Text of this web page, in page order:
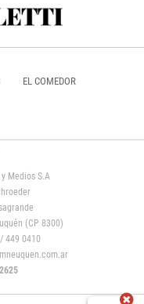
EL COMEDOR
Medios S.A
(CP 8300)
449 0410